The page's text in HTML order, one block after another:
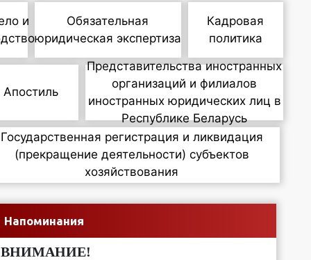
и
Обязательная
юридическая экспертиза
Кадровая
политика
Апостиль
Представительства иностранных
организаций и филиалов
иностранных юридических лиц в
Республике Беларусь
Государственная регистрация и ликвидация
(прекращение деятельности) субъектов
хозяйствования
Напоминания
ВНИМАНИЕ!